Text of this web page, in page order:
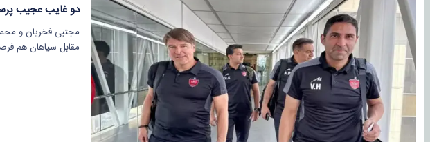
دو غایب عجیب
مجتبی فخریان و
مقابل سپاهان هم